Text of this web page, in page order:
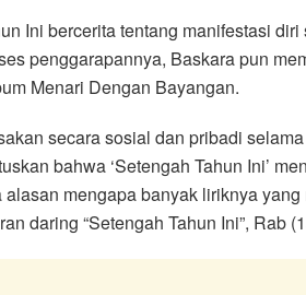
Ini bercerita tentang manifestasi
penggarapannya, Baskara pun
Menari Dengan Bayangan.
secara sosial dan pribadi
bahwa ‘Setengah Tahun Ini’
alasan mengapa banyak liriknya
daring “Setengah Tahun Ini”, Rab